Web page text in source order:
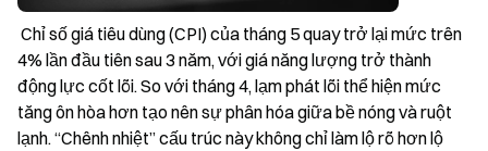
4% lần đầu tiên sau 3 năm, với giá năng lượng trở thành
động lực cốt lõi. So với tháng 4, lạm phát lõi thể hiện mức
tăng ôn hòa hơn tạo nên sự phân hóa giữa bề nóng và ruột
lạnh. “Chênh nhiệt” cấu trúc này không chỉ làm lộ rõ hơn lộ